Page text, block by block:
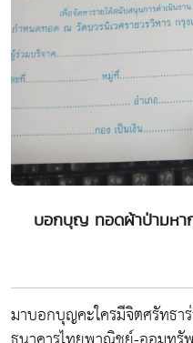
บอกบุญ ทอดผ้าป่ามหา
มาบอกบุญคะใครมีจิตศรัทธ